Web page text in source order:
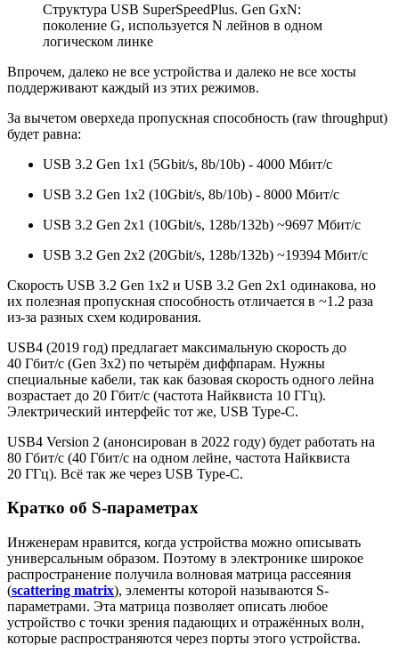
Структура USB SuperSpeedPlus. Gen GxN:
поколение G, используется N лейнов в одном
логическом линке
Впрочем, далеко не все устройства и далеко не все хосты
поддерживают каждый из этих режимов.
За вычетом оверхеда пропускная способность (raw throughput)
будет равна:
USB 3.2 Gen 1x1 (5Gbit/s, 8b/10b) - 4000 Мбит/с
USB 3.2 Gen 1x2 (10Gbit/s, 8b/10b) - 8000 Мбит/с
USB 3.2 Gen 2x1 (10Gbit/s, 128b/132b) ~9697 Мбит/с
USB 3.2 Gen 2x2 (20Gbit/s, 128b/132b) ~19394 Мбит/с
Скорость USB 3.2 Gen 1x2 и USB 3.2 Gen 2x1 одинакова, но
их полезная пропускная способность отличается в ~1.2 раза
из-за разных схем кодирования.
USB4 (2019 год) предлагает максимальную скорость до
40 Гбит/с (Gen 3x2) по четырём диффпарам. Нужны
специальные кабели, так как базовая скорость одного лейна
возрастает до 20 Гбит/с (частота Найквиста 10 ГГц).
Электрический интерфейс тот же, USB Type-C.
USB4 Version 2 (анонсирован в 2022 году) будет работать на
80 Гбит/с (40 Гбит/с на одном лейне, частота Найквиста
20 ГГц). Всё так же через USB Type-C.
Кратко об S-параметрах
Инженерам нравится, когда устройства можно описывать
универсальным образом. Поэтому в электронике широкое
распространение получила волновая матрица рассеяния
(scattering matrix), элементы которой называются S-
параметрами. Эта матрица позволяет описать любое
устройство с точки зрения падающих и отражённых волн,
которые распространяются через порты этого устройства.